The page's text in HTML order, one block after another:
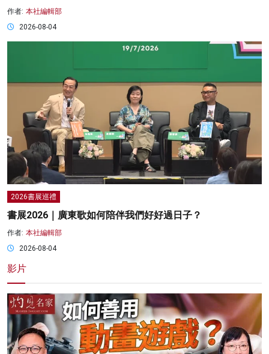
作者: 本社編輯部
2026-08-04
2026書展巡禮
書展2026｜廣東歌如何陪伴我們好好過日子？
作者: 本社編輯部
2026-08-04
影片